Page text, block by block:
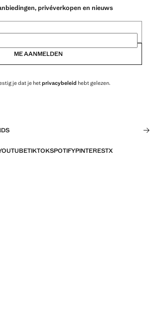
privéverkopen en nieuws
ME AANMELDEN
je dat je hetprivacybeleid hebt gelezen.
TIKTOKSPOTIFYPINTERESTX